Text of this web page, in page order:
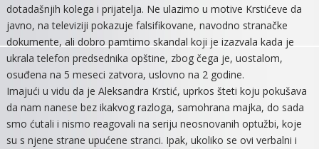
dotadašnjih kolega i prijatelja. Ne ulazimo u motive Krstićeve da
javno, na televiziji pokazuje falsifikovane, navodno stranačke
dokumente, ali dobro pamtimo skandal koji je izazvala kada je
ukrala telefon predsednika opštine, zbog čega je, uostalom,
osuđena na 5 meseci zatvora, uslovno na 2 godine.
Imajući u vidu da je Aleksandra Krstić, uprkos šteti koju pokušava
da nam nanese bez ikakvog razloga, samohrana majka, do sada
smo ćutali i nismo reagovali na seriju neosnovanih optužbi, koje
su s njene strane upućene stranci. Ipak, ukoliko se ovi verbalni i